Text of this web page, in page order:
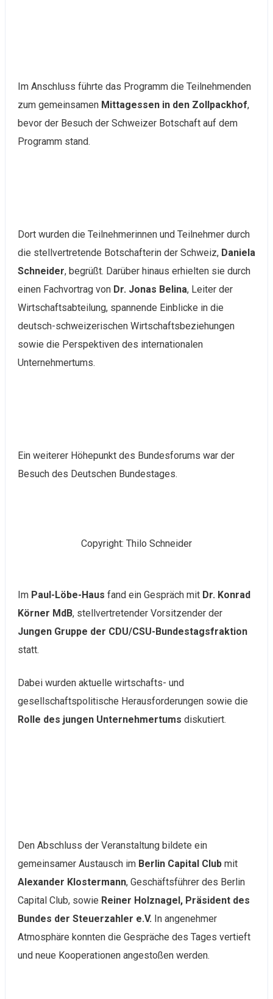
Im Anschluss führte das Programm die Teilnehmenden
zum gemeinsamen Mittagessen in den Zollpackhof,
bevor der Besuch der Schweizer Botschaft auf dem
Programm stand.
Dort wurden die Teilnehmerinnen und Teilnehmer durch
die stellvertretende Botschafterin der Schweiz, Daniela
Schneider, begrüßt. Darüber hinaus erhielten sie durch
einen Fachvortrag von Dr. Jonas Belina, Leiter der
Wirtschaftsabteilung, spannende Einblicke in die
deutsch-schweizerischen Wirtschaftsbeziehungen
sowie die Perspektiven des internationalen
Unternehmertums.
Ein weiterer Höhepunkt des Bundesforums war der
Besuch des Deutschen Bundestages.
Copyright: Thilo Schneider
Im Paul-Löbe-Haus fand ein Gespräch mit Dr. Konrad
Körner MdB, stellvertretender Vorsitzender der
Jungen Gruppe der CDU/CSU-Bundestagsfraktion
statt.
Dabei wurden aktuelle wirtschafts- und
gesellschaftspolitische Herausforderungen sowie die
Rolle des jungen Unternehmertums diskutiert.
Den Abschluss der Veranstaltung bildete ein
gemeinsamer Austausch im Berlin Capital Club mit
Alexander Klostermann, Geschäftsführer des Berlin
Capital Club, sowie Reiner Holznagel, Präsident des
Bundes der Steuerzahler e.V. In angenehmer
Atmosphäre konnten die Gespräche des Tages vertieft
und neue Kooperationen angestoßen werden.